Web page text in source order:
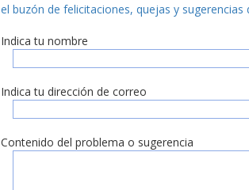
el buzón de felicitaciones, quejas y sugerencias
Indica tu nombre
Indica tu dirección de correo
Contenido del problema o sugerencia